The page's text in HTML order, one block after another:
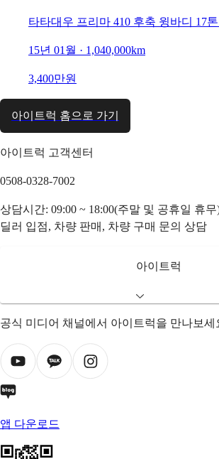
타타대우 프리마 410 후축 윙바디 17
15년 01월 · 1,040,000km
3,400만원
아이트럭 홈으로 가기
아이트럭 고객센터
0508-0328-7002
상담시간: 09:00 ~ 18:00(주말 및 공휴일 휴무
딜러 입점, 차량 판매, 차량 구매 문의 상담
아이트럭
공식 미디어 채널에서 아이트럭을 만나보세
앱 다운로드